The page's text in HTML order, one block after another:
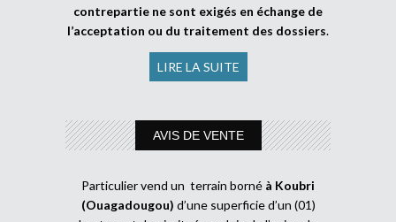
contrepartie ne sont exigés en échange de
l’acceptation ou du traitement des dossiers.
LIRE LA SUITE
AVIS DE VENTE
Particulier vend un terrain borné à Koubri
(Ouagadougou) d’une superficie d’un (01)